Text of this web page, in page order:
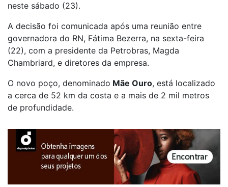
neste sábado (23).
A decisão foi comunicada após uma reunião entre
governadora do RN, Fátima Bezerra, na sexta-feira
(22), com a presidente da Petrobras, Magda
Chambriard, e diretores da empresa.
O novo poço, denominado Mãe Ouro, está localizado
a cerca de 52 km da costa e a mais de 2 mil metros
de profundidade.